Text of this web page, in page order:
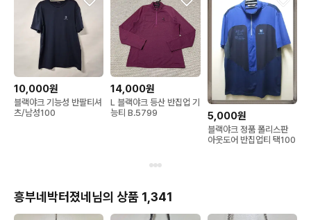
10,000원
블랙야크 기능성 반팔티셔
츠/남성100
14,000원
L 블랙야크 등산 반집업 기
능티 B.5799
5,000원
블랙야크 정품 폴리스판
아웃도어 반집업티 택100
흥부네박터졌네님의 상품 1,341